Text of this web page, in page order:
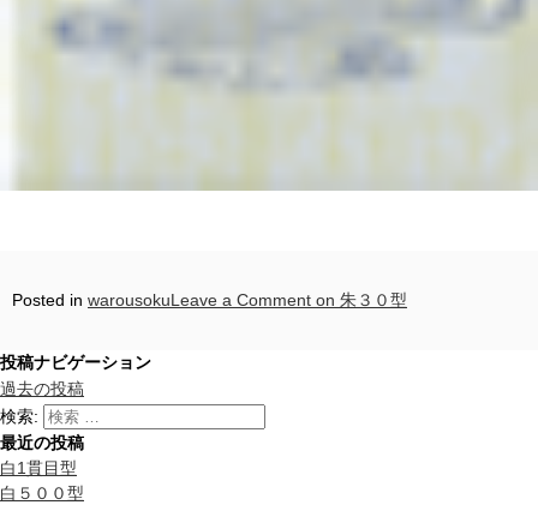
Posted in warousokuLeave a Comment on 朱３０型
投稿ナビゲーション
過去の投稿
検索:
最近の投稿
白1貫目型
白５００型